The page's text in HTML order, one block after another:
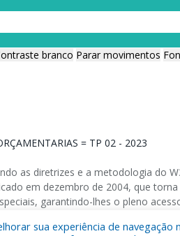
sua experiência de
branco Parar movimentos
= TP 02 - 2023
as diretrizes e a metodologia do
em dezembro de 2004, que
garantindo-lhes o pleno
realizados testes em diversos